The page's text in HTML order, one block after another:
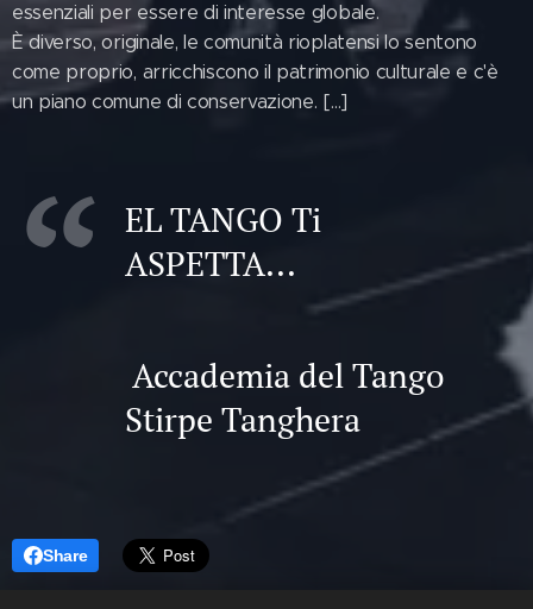
essenziali per essere di interesse globale.
È diverso, originale, le comunità rioplatensi lo sentono
come proprio, arricchiscono il patrimonio culturale e c'è
un piano comune di conservazione. […]
EL TANGO Ti
ASPETTA...
Accademia del Tango
Stirpe Tanghera
Share